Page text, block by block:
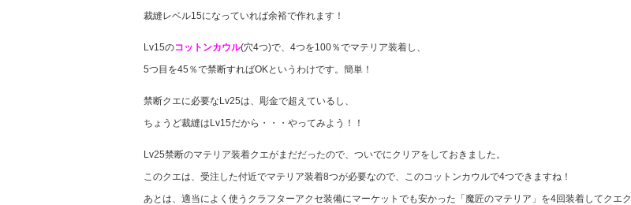
裁縫レベル15になっていれば余裕で作れます！
Lv15のコットンカウル(穴4つ)で、4つを100％でマテリア装着し、
5つ目を45％で禁断すればOKというわけです。簡単！
禁断クエに必要なLv25は、彫金で超えているし、
ちょうど裁縫はLv15だから・・・やってみよう！！
Lv25禁断のマテリア装着クエがまだだったので、ついでにクリアをしておきました。
このクエは、受注した付近でマテリア装着8つが必要なので、このコットンカウルで4つできますね！
あとは、適当によく使うクラフターアクセ装備にマーケットでも安かった「魔匠のマテリア」を4回装着してクエク